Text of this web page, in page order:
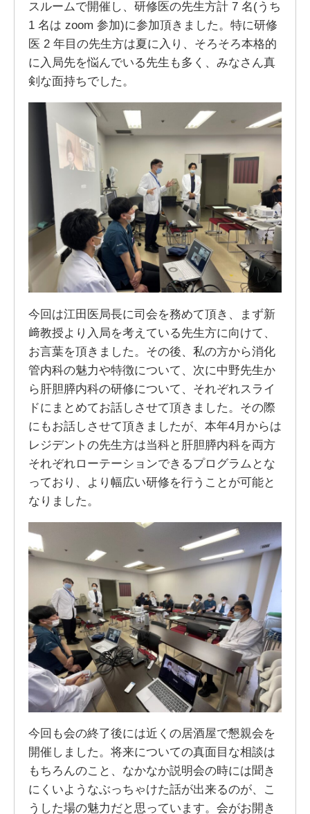
スルームで開催し、研修医の先生方計 7 名(うち
1 名は zoom 参加)に参加頂きました。特に研修
医 2 年目の先生方は夏に入り、そろそろ本格的
に入局先を悩んでいる先生も多く、みなさん真
剣な面持ちでした。
今回は江田医局長に司会を務めて頂き、まず新
﨑教授より入局を考えている先生方に向けて、
お言葉を頂きました。その後、私の方から消化
管内科の魅力や特徴について、次に中野先生か
ら肝胆膵内科の研修について、それぞれスライ
ドにまとめてお話しさせて頂きました。その際
にもお話しさせて頂きましたが、本年4月からは
レジデントの先生方は当科と肝胆膵内科を両方
それぞれローテーションできるプログラムとな
っており、より幅広い研修を行うことが可能と
なりました。
今回も会の終了後には近くの居酒屋で懇親会を
開催しました。将来についての真面目な相談は
もちろんのこと、なかなか説明会の時には聞き
にくいようなぶっちゃけた話が出来るのが、こ
うした場の魅力だと思っています。会がお開き